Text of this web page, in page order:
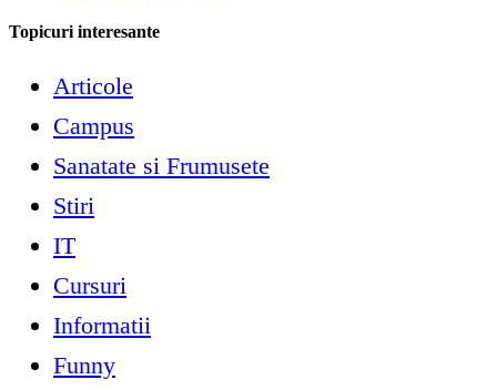
Topicuri interesante
Articole
Campus
Sanatate si Frumusete
Stiri
IT
Cursuri
Informatii
Funny